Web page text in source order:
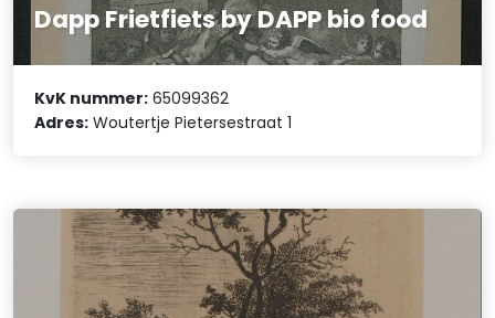
Dapp Frietfiets by DAPP bio food
KvK nummer: 65099362
Adres: Woutertje Pietersestraat 1